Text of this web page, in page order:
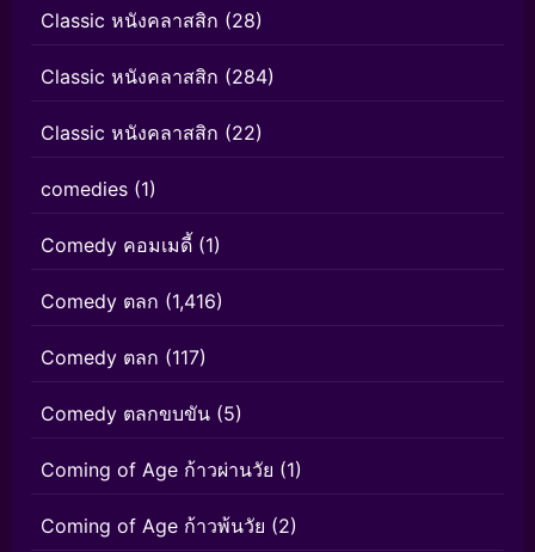
Classic หนังคลาสสิก (28)
Classic หนังคลาสสิก (284)
Classic หนังคลาสสิก (22)
comedies (1)
Comedy คอมเมดี้ (1)
Comedy ตลก (1,416)
Comedy ตลก (117)
Comedy ตลกขบขัน (5)
Coming of Age ก้าวผ่านวัย (1)
Coming of Age ก้าวพ้นวัย (2)